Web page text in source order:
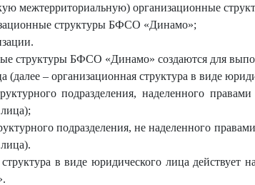
межтерриториальную) организационные
структуры БФСО «Динамо»;
структуры БФСО «Динамо» создаются для
(далее – организационная структура в виде
подразделения, наделенного
подразделения, не наделенного
в виде юридического лица действует